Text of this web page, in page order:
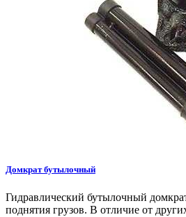
Домкрат бутылочный
Гидравлический бутылочный
поднятия грузов. В отличие от